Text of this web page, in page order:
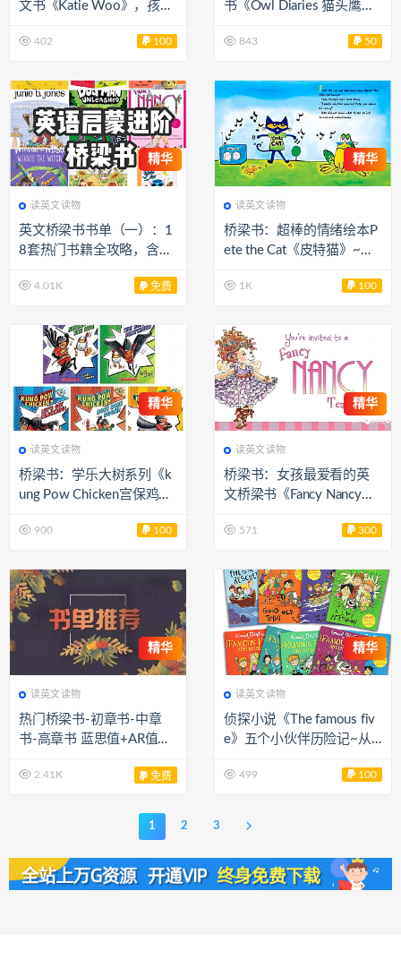
文书《Katie Woo》，孩子
402 100
书《Owl Diaries 猫头鹰日
超清动画 EP32229
843 50
精华
读英文读物
英文桥梁书书单（一）：1
8套热门书籍全攻略，含难
7803
4.01K 免费
精华
读英文读物
桥梁书：超棒的情绪绘本P
ete the Cat《皮特猫》~含2
互动册等 百度网盘 EB377
1K 100
精华
读英文读物
桥梁书：学乐大树系列《k
ung Pow Chicken宫保鸡
书+音频（可下载） EB377
900 100
精华
读英文读物
桥梁书：女孩最爱看的英
文桥梁书《Fancy Nancy》
册绘本PDF 百度网盘下载 E
571 300
精华
读英文读物
热门桥梁书-初章书-中章
书-高章书 蓝思值+AR值，
2.41K 免费
精华
读英文读物
侦探小说《The famous fiv
e》五个小伙伴历险记~从
37336
499 100
1 2 3